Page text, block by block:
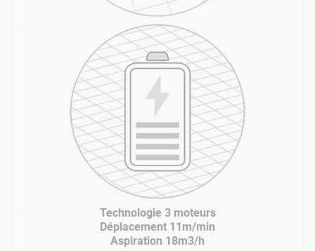
Technologie 3 moteurs
Déplacement 11m/min
Aspiration 18m3/h